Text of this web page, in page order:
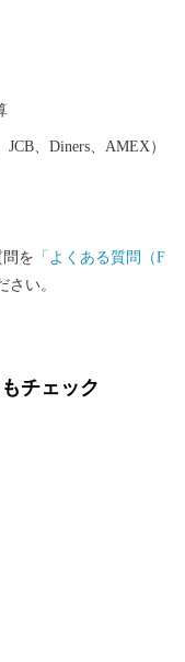
しみに訪れます。
、Diners、AMEX）
を 「よくある質問（F
い。
チェック